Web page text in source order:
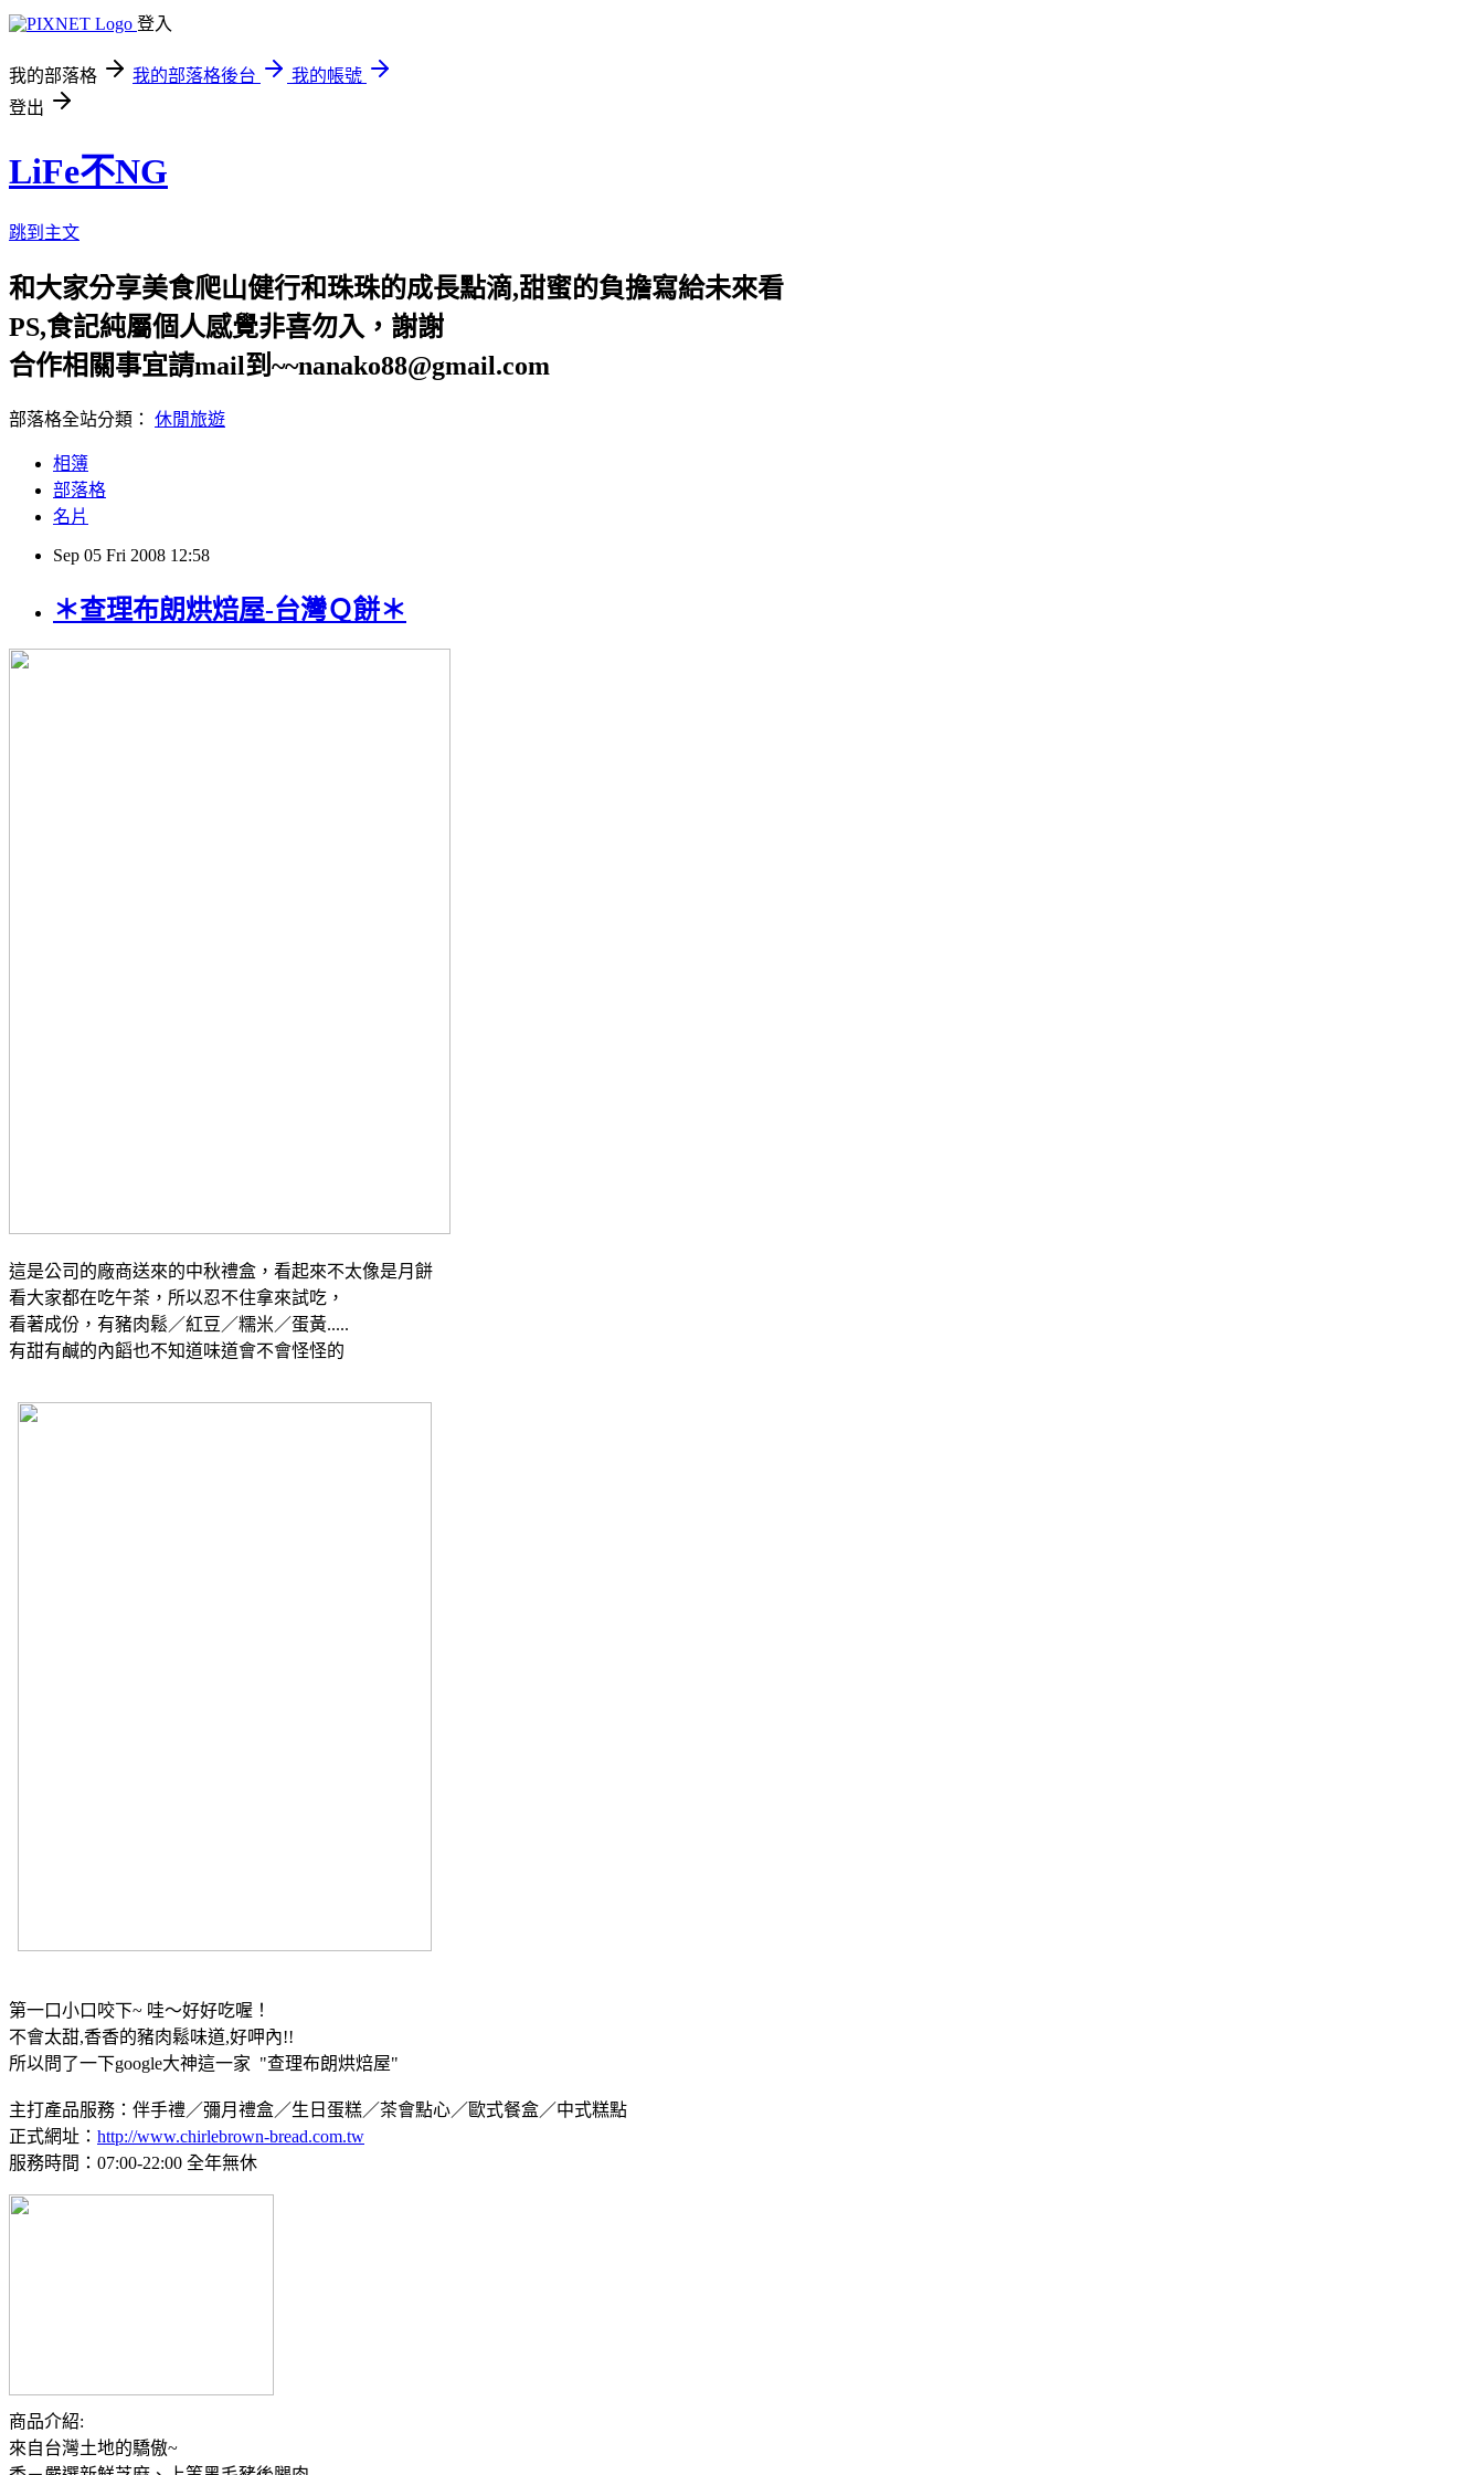
登入
我的部落格 我的部落格後台
我的帳號
登出
LiFe不NG
跳到主文
和大家分享美食爬山健行和珠珠的成長點滴,甜蜜的負擔寫給未來看
PS,食記純屬個人感覺非喜勿入，謝謝
合作相關事宜請mail到~~nanako88@gmail.com
部落格全站分類： 休閒旅遊
相簿
部落格
名片
Sep 05 Fri 2008 12:58
＊查理布朗烘焙屋-台灣Ｑ餅＊
這是公司的廠商送來的中秋禮盒，看起來不太像是月餅
看大家都在吃午茶，所以忍不住拿來試吃，
看著成份，有豬肉鬆／紅豆／糯米／蛋黃.....
有甜有鹹的內饀也不知道味道會不會怪怪的
第一口小口咬下~ 哇～好好吃喔！
不會太甜,香香的豬肉鬆味道,好呷內!!
所以問了一下google大神這一家 "查理布朗烘焙屋"
主打產品服務：伴手禮／彌月禮盒／生日蛋糕／茶會點心／歐式餐盒／中式糕點
正式網址： http://www.chirlebrown-bread.com.tw
服務時間：07:00-22:00 全年無休
商品介紹:
來自台灣土地的驕傲~